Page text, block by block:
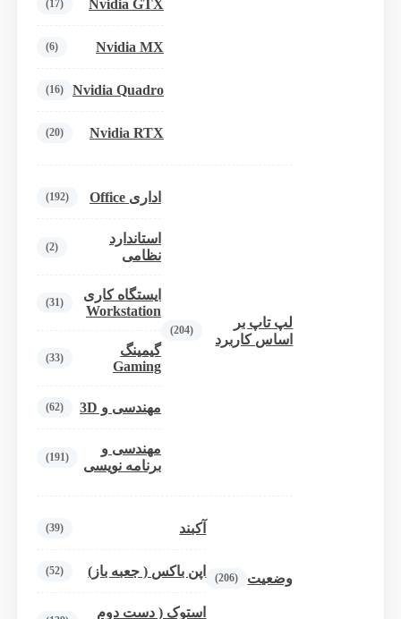
Nvidia GTX
(17)
Nvidia MX
(6)
Nvidia Quadro
(16)
Nvidia RTX
(20)
لپ تاپ بر
اساس کاربرد
(204)
اداری Office (192)
استاندارد
نظامی
(2)
ایستگاه کاری
Workstation
(31)
گیمینگ
Gaming
(33)
مهندسی و 3D (62)
مهندسی و
برنامه نویسی
(191)
وضعیت (206)
آکبند (39)
اپن باکس ( جعبه باز) (52)
استوک ( دست دوم